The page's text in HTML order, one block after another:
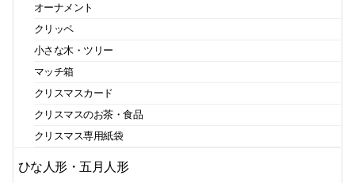
オーナメント
クリッペ
小さな木・ツリー
マッチ箱
クリスマスカード
クリスマスのお茶・食品
クリスマス専用紙袋
ひな人形・五月人形